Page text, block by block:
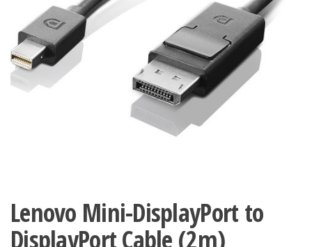
Lenovo Mini-DisplayPort to
DisplayPort Cable (2m)